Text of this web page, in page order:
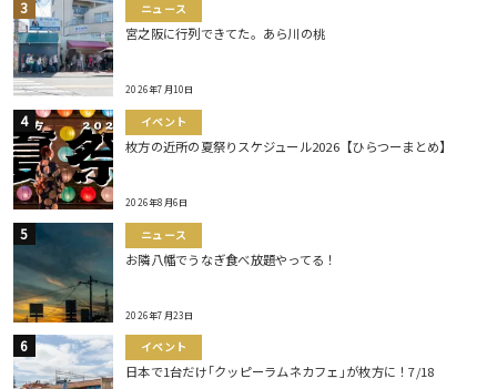
ニュース
宮之阪に行列できてた。あら川の桃
2026年7月10日
イベント
枚方の近所の夏祭りスケジュール2026【ひらつーまとめ】
2026年8月6日
ニュース
お隣八幡でうなぎ食べ放題やってる！
2026年7月23日
イベント
日本で1台だけ｢クッピーラムネカフェ｣が枚方に！7/18